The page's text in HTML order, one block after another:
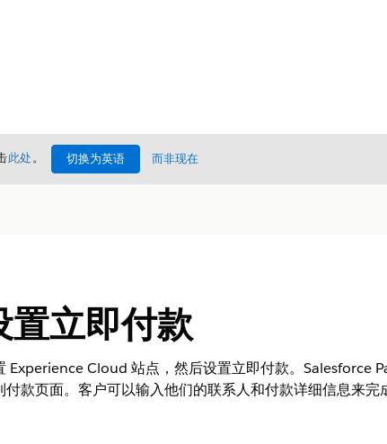
此处。 切换为英语 而非现在
置立即付款
Experience Cloud 站点，然后设置立即付款。Salesforce
款页面。客户可以输入他们的联系人和付款详细信息来完